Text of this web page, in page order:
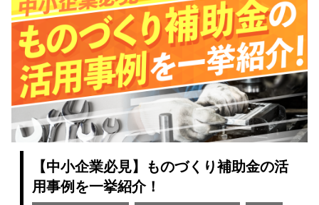
【中小企業必見】ものづくり補助金の活
用事例を一挙紹介！